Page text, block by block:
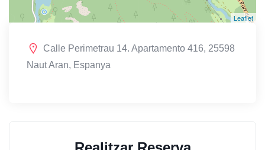
Leaflet
Calle Perimetrau 14. Apartamento 416, 25598
Naut Aran, Espanya